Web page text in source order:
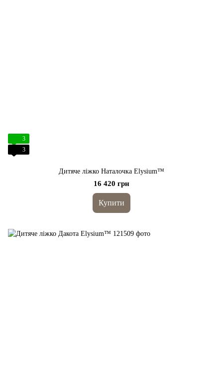
3
3
Дитяче ліжко Наталочка Elysium™
16 420 грн
Купити